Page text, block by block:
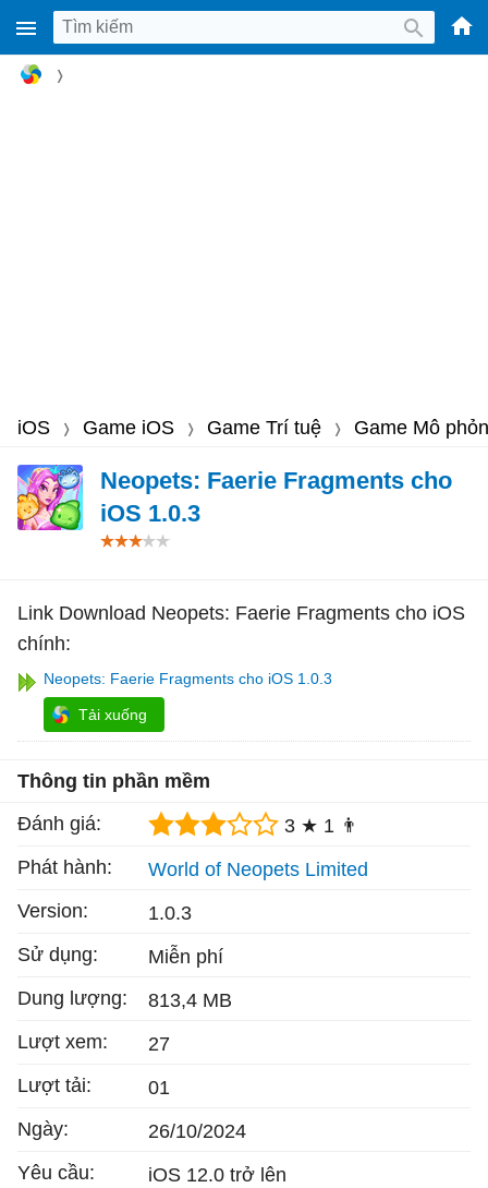
-
iOS Game iOS Game Trí tuệ Game Mô
Neopets: Faerie Fragments cho
iOS 1.0.3
Link Download Neopets: Faerie Fragments cho iOS
chính:
Neopets: Faerie Fragments cho iOS 1.0.3
Tải xuống
Thông tin phần mềm
Đánh giá:
3 ★ 1 👨
Phát hành:
World of Neopets Limited
Version:
1.0.3
Sử dụng:
Miễn phí
Dung lượng:
813,4 MB
Lượt xem:
27
Lượt tải:
01
Ngày:
26/10/2024
Yêu cầu:
iOS 12.0 trở lên